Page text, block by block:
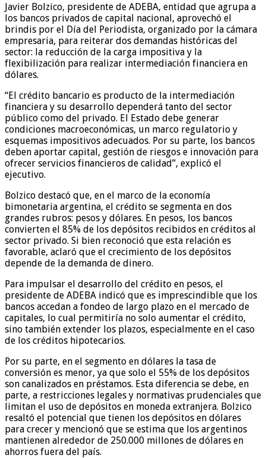
Javier Bolzico, presidente de ADEBA, entidad que agrupa a
los bancos privados de capital nacional, aprovechó el
brindis por el Día del Periodista, organizado por la cámara
empresaria, para reiterar dos demandas históricas del
sector: la reducción de la carga impositiva y la
flexibilización para realizar intermediación financiera en
dólares.
“El crédito bancario es producto de la intermediación
financiera y su desarrollo dependerá tanto del sector
público como del privado. El Estado debe generar
condiciones macroeconómicas, un marco regulatorio y
esquemas impositivos adecuados. Por su parte, los bancos
deben aportar capital, gestión de riesgos e innovación para
ofrecer servicios financieros de calidad”, explicó el
ejecutivo.
Bolzico destacó que, en el marco de la economía
bimonetaria argentina, el crédito se segmenta en dos
grandes rubros: pesos y dólares. En pesos, los bancos
convierten el 85% de los depósitos recibidos en créditos al
sector privado. Si bien reconoció que esta relación es
favorable, aclaró que el crecimiento de los depósitos
depende de la demanda de dinero.
Para impulsar el desarrollo del crédito en pesos, el
presidente de ADEBA indicó que es imprescindible que los
bancos accedan a fondeo de largo plazo en el mercado de
capitales, lo cual permitiría no solo aumentar el crédito,
sino también extender los plazos, especialmente en el caso
de los créditos hipotecarios.
Por su parte, en el segmento en dólares la tasa de
conversión es menor, ya que solo el 55% de los depósitos
son canalizados en préstamos. Esta diferencia se debe, en
parte, a restricciones legales y normativas prudenciales que
limitan el uso de depósitos en moneda extranjera. Bolzico
resaltó el potencial que tienen los depósitos en dólares
para crecer y mencionó que se estima que los argentinos
mantienen alrededor de 250.000 millones de dólares en
ahorros fuera del país.